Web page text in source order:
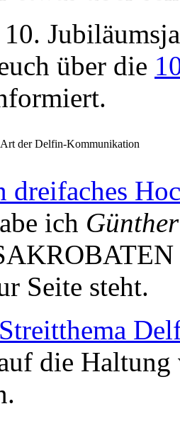
über die
der Delfin-Kommunikation
dreifaches
ich
Seite steht.
Streitthema
die